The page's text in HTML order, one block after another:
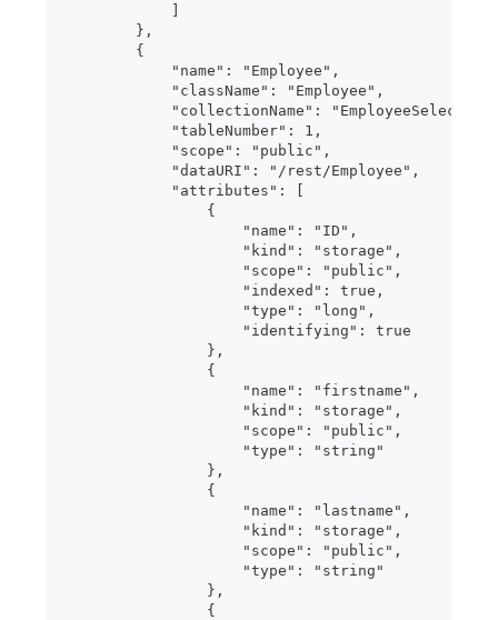
        },
        {
            "name": "Employee",
            "className": "Employee",
"collectionName":
            "tableNumber": 1,
            "scope": "public",
            "dataURI": "/rest/Employee",
            "attributes": [
                {
                    "name": "ID",
                    "kind": "storage",
                    "scope": "public",
                    "indexed": true,
                    "type": "long",
                    "identifying": true
                },
                {
                    "name": "firstname",
                    "kind": "storage",
                    "scope": "public",
                    "type": "string"
                },
                {
                    "name": "lastname",
                    "kind": "storage",
                    "scope": "public",
                    "type": "string"
                },
                {